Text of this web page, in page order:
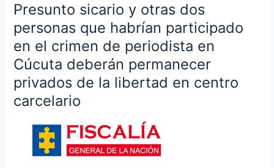
Presunto sicario y otras dos
personas que habrían participado
en el crimen de periodista en
Cúcuta deberán permanecer
privados de la libertad en centro
carcelario
Presunto
sicario
y
otras
dos
personas
habrían
participado